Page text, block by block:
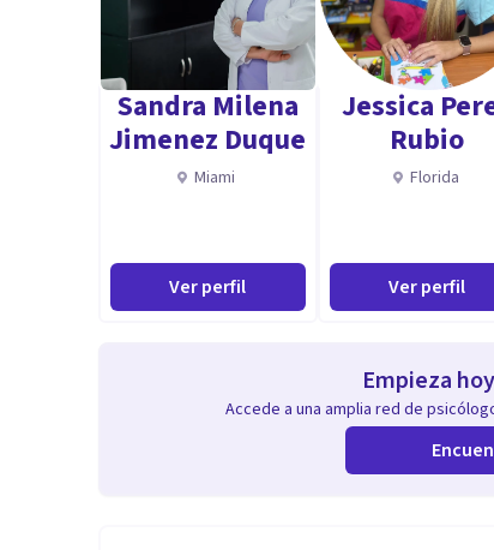
Sandra Milena
Jimenez Duque
Miami
Ver perfil
Jessica
Rubio
Florida
Ver perfil
Empieza
Accede a una amplia red de